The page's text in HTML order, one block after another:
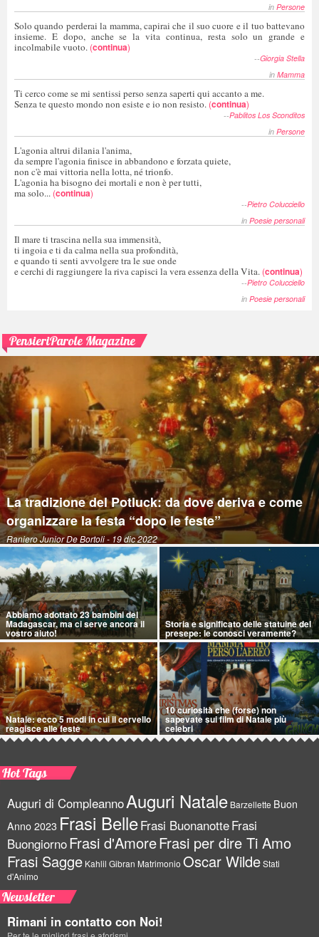
in Persone
Solo quando perderai la mamma, capirai che il suo cuore e il tuo battevano
insieme. E dopo, anche se la vita continua, resta solo un grande e
incolmabile vuoto. (continua)
--Giorgia Stella
in Mamma
Ti cerco come se mi sentissi perso senza saperti qui accanto a me.
Senza te questo mondo non esiste e io non resisto. (continua)
--Pablitos Los Sconditos
in Persone
L'agonia altrui dilania l'anima,
da sempre l'agonia finisce in abbandono e forzata quiete,
non c'è mai vittoria nella lotta, né trionfo.
L'agonia ha bisogno dei mortali e non è per tutti,
ma solo... (continua)
--Pietro Colucciello
in Poesie personali
Il mare ti trascina nella sua immensità,
ti ingoia e ti da calma nella sua profondità,
e quando ti senti avvolgere tra le sue onde
e cerchi di raggiungere la riva capisci la vera essenza della Vita. (continua)
--Pietro Colucciello
in Poesie personali
PensieriParole Magazine
La tradizione del Potluck: da dove deriva e come
organizzare la festa “dopo le feste”
Raniero Junior De Bortoli- 19 dic 2022
Abbiamo adottato 23 bambini del
Madagascar, ma ci serve ancora il
vostro aiuto!
Storia e significato delle statuine del
presepe: le conosci veramente?
Natale: ecco 5 modi in cui il cervello
reagisce alle feste
10 curiosità che (forse) non
sapevate sui film di Natale più
celebri
Hot Tags
Auguri di CompleannoAuguri Natale Barzellette Buon
Anno 2023 Frasi BelleFrasi BuonanotteFrasi
BuongiornoFrasi d'AmoreFrasi per dire Ti Amo
Frasi Sagge Kahlil Gibran Matrimonio Oscar WildeStati
d'Animo
Newsletter
Rimani in contatto con Noi!